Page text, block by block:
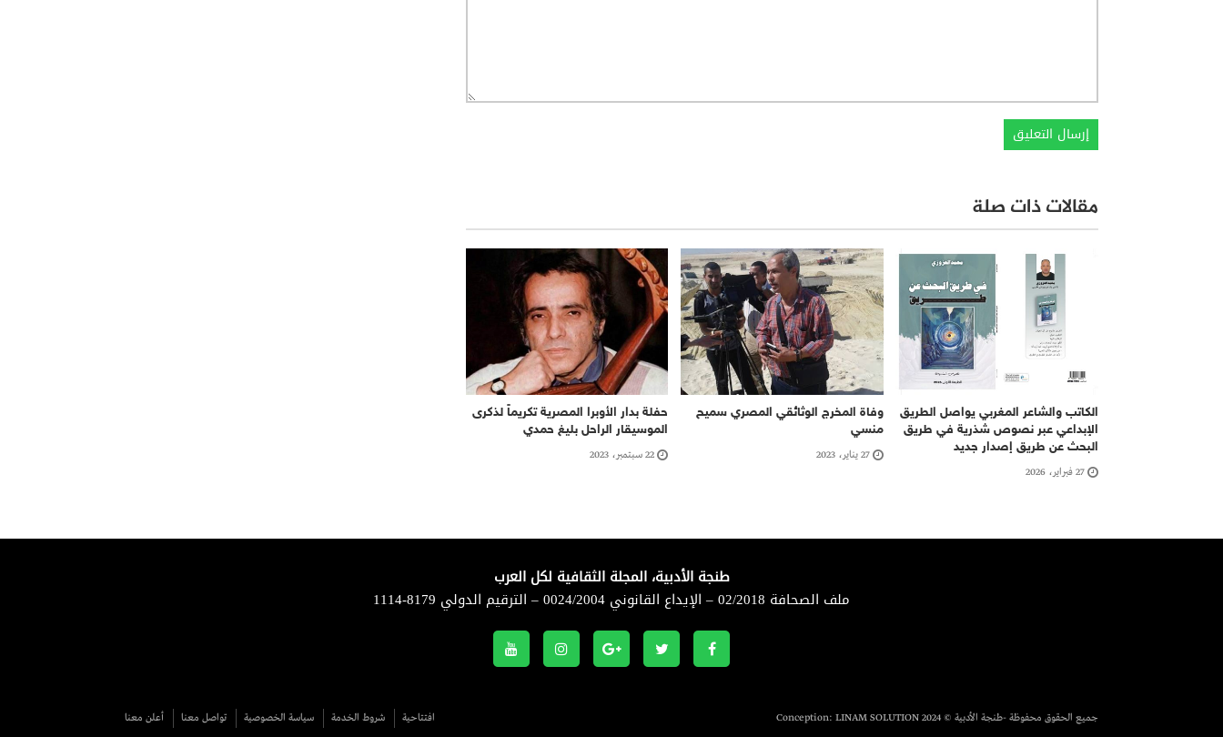
مقالات ذات صلة
الكاتب والشاعر المغربي يواصل الطريق
الإبداعي عبر نصوص شذرية في طريق
البحث عن طريق إصدار جديد
27 فبراير، 2026
وفاة المخرج الوثائقي المصري سميح
منسي
27 يناير، 2023
حفلة بدار الأوبرا المصرية تكريماً لذكرى
الموسيقار الراحل بليغ حمدي
22 سبتمبر، 2023
طنجة الأدبية، المجلة الثقافية لكل العرب
ملف الصحافة 02/2018 – الإيداع القانوني 0024/2004 – الترقيم الدولي 8179-1114
جميع الحقوق محفوظة -طنجة الأدبية © 2024 Conception: LINAM SOLUTION افتتاحية شروط الخدمة سياسة الخصوصية تواصل معنا أعلن معنا